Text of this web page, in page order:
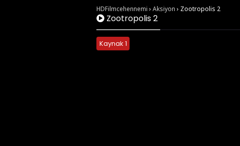
HDFilmcehennemi › Aksiyon › Zootropolis 2
Zootropolis 2
Kaynak 1